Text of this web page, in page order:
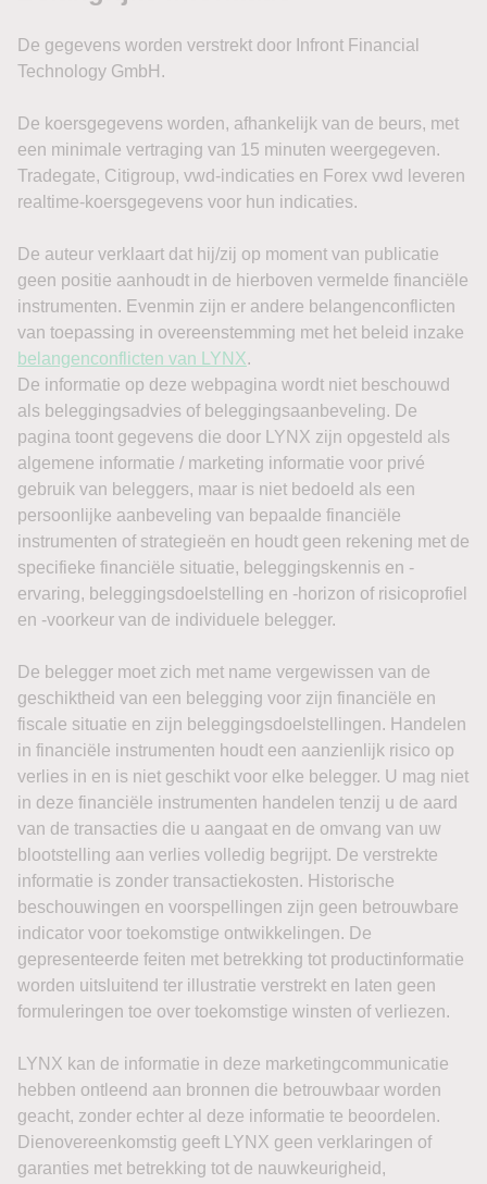
Nasdaq eindigde Composite slechts 0,1% lager.
sterk. Vooral technologie en halfgeleiders herstelden fors
na de eerdere correctie in deze aandelen. De
semiconductor sector staat deze week meer dan 5% hoger
en de Nasdaq ligt op koers voor zijn sterkste beursweek
Bedrijfsresultaten blijven ondertussen steun bieden.
Airbnbsteeg in de nabeurshandel ongeveer 7% tot 9%
nadat zowel omzet als winst boven de verwachtingen
uitkwamen. Cloudflare sprong circa 16% omhoog dankzij
sterke vooruitzichten voor zowel het lopende kwartaal als
het volledige jaar. Daartegenover daalde DraftKings meer
dan 1,5% na tegenvallende omzet en een onverwacht
kwartaalverlies.
Olie opnieuw een risicofactor
De belangrijkste externe onzekerheid blijft het Midden-
Oosten. Brent-olie steeg vrijdagochtend ruim 1% tot boven
altijd op een overeenkomst die het scheepvaartverkeer
door de Straat van Hormuz normaliseert. Iran en Oman
boeken volgens meerdere berichten vooruitgang, maar
een definitieve regeling met de Verenigde Staten ontbreekt
nog.
Dat is relevant voor vrijwel alle activaklassen. Duurdere
energie kan de inflatie opnieuw aanwakkeren, waardoor
de ruimte voor renteverlagingen kleiner wordt.
Tegelijkertijd zou een overtuigend akkoord over Hormuz
juist snel een deel van de geopolitieke premie uit olie
kunnen halen.
Azië: China sterk, Korea onder
druk
De Aziatische beurzen geven vrijdag een verdeeld beeld.